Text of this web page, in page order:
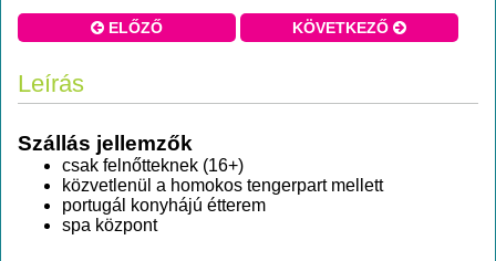
ELŐZŐ KÖVETKEZŐ
Leírás
Szállás jellemzők
csak felnőtteknek (16+)
közvetlenül a homokos tengerpart mellett
portugál konyhájú étterem
spa központ